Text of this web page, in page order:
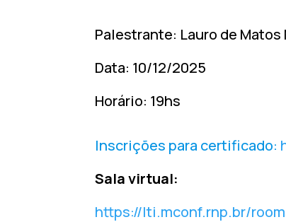
Palestrante: Lauro de Matos
Data: 10/12/2025
Horário: 19hs
Inscrições para certificado:
Sala virtual:
https://lti.mconf.rnp.br/